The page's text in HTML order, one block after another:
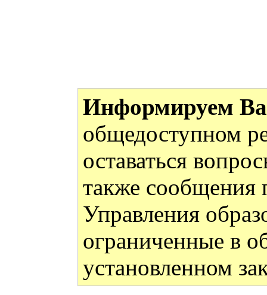
Информируем
общедоступном
оставаться
также сообщения
Управления
ограниченные в
установленном